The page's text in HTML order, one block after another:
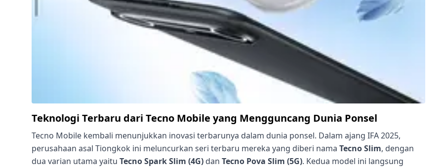
Teknologi Terbaru dari Tecno Mobile yang Mengguncang Dunia Ponsel
Tecno Mobile kembali menunjukkan inovasi terbarunya dalam dunia ponsel. Dalam ajang IFA 2025,
perusahaan asal Tiongkok ini meluncurkan seri terbaru mereka yang diberi nama Tecno Slim, dengan
dua varian utama yaitu Tecno Spark Slim (4G) dan Tecno Pova Slim (5G). Kedua model ini langsung